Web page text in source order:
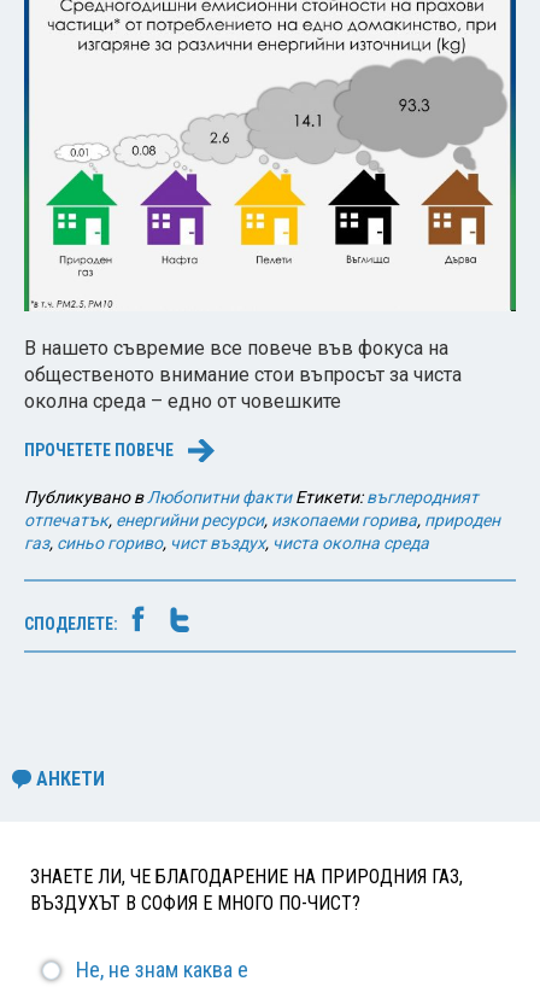
В нашето съвремие все повече във фокуса на
общественото внимание стои въпросът за чиста
околна среда – едно от човешките
ПРОЧЕТЕТЕ ПОВЕЧЕ →
Публикувано вЛюбопитни факти Етикети:въглеродният
отпечатък, енергийни ресурси, изкопаеми горива, природен
газ, синьо гориво, чист въздух, чиста околна среда
СПОДЕЛЕТЕ:
АНКЕТИ
ЗНАЕТЕ ЛИ, ЧЕ БЛАГОДАРЕНИЕ НА ПРИРОДНИЯ ГАЗ,
ВЪЗДУХЪТ В СОФИЯ Е МНОГО ПО-ЧИСТ?
Не, не знам каква е